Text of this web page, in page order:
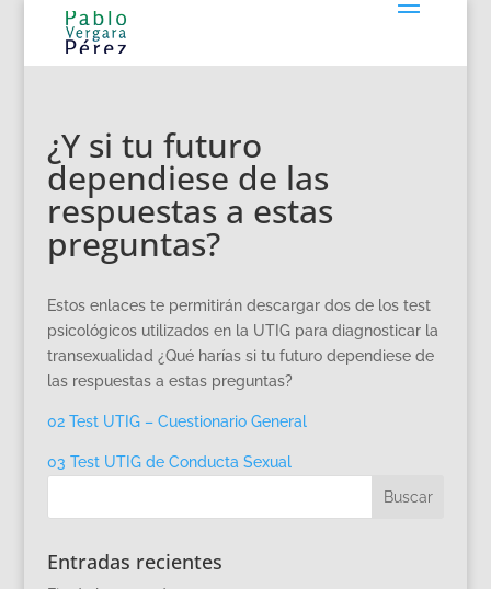
¿Y si tu futuro
dependiese de las
respuestas a estas
preguntas?
Estos enlaces te permitirán descargar dos de los test
psicológicos utilizados en la UTIG para diagnosticar la
transexualidad ¿Qué harías si tu futuro dependiese de
las respuestas a estas preguntas?
02 Test UTIG – Cuestionario General
03 Test UTIG de Conducta Sexual
Entradas recientes